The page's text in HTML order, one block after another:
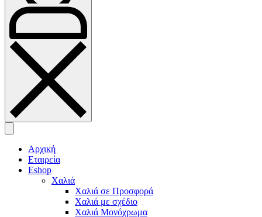
Αρχική
Εταιρεία
Eshop
Χαλιά
Χαλιά σε Προσφορά
Χαλιά με σχέδιο
Χαλιά Μονόχρωμα